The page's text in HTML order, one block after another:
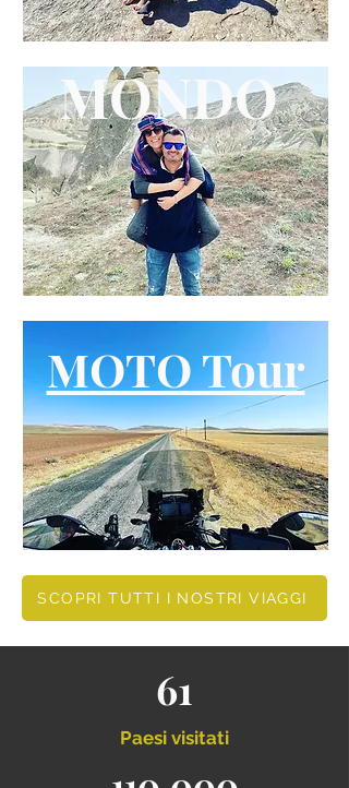
MONDO
MOTO Tour
SCOPRI TUTTI I NOSTRI VIAGGI
61
Paesi visitati